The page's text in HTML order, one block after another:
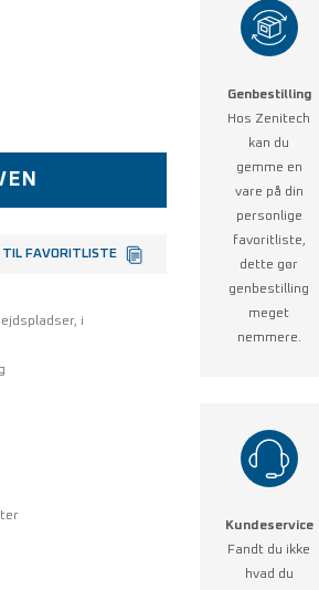
FAVORITLISTE
i
Genbestilling
Hos Zenitech
kan du
gemme en
vare på din
personlige
favoritliste,
dette gør
genbestilling
meget
nemmere.
Kundeservice
Fandt du ikke
hvad du